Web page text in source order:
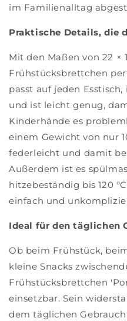
im Familienalltag
Praktische Details, die
Mit den Maßen von 22 ×
Frühstücksbrettchen
passt auf jeden
und ist leicht genug,
Kinderhände es
einem Gewicht von nur
federleicht und damit
Außerdem ist es
hitzebeständig bis 120
einfach und
Ideal für den täglichen
Ob beim Frühstück,
kleine Snacks
Frühstücksbrettchen
einsetzbar. Sein
dem täglichen